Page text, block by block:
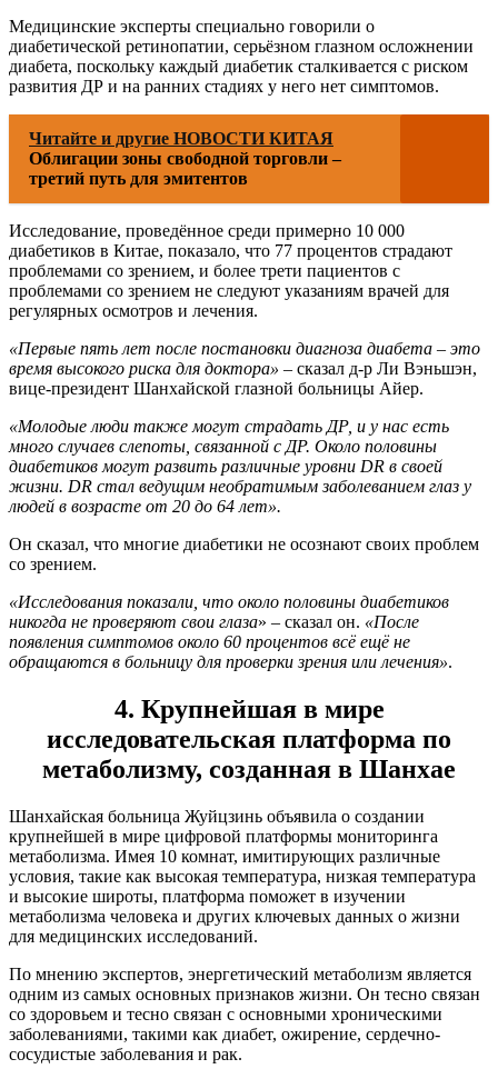
Медицинские эксперты специально говорили о
диабетической ретинопатии, серьёзном глазном осложнении
диабета, поскольку каждый диабетик сталкивается с риском
развития ДР и на ранних стадиях у него нет симптомов.
Читайте и другие НОВОСТИ КИТАЯ
Облигации зоны свободной торговли –
третий путь для эмитентов
Исследование, проведённое среди примерно 10 000
диабетиков в Китае, показало, что 77 процентов страдают
проблемами со зрением, и более трети пациентов с
проблемами со зрением не следуют указаниям врачей для
регулярных осмотров и лечения.
«Первые пять лет после постановки диагноза диабета – это
время высокого риска для доктора» – сказал д-р Ли Вэньшэн,
вице-президент Шанхайской глазной больницы Айер.
«Молодые люди также могут страдать ДР, и у нас есть
много случаев слепоты, связанной с ДР. Около половины
диабетиков могут развить различные уровни DR в своей
жизни. DR стал ведущим необратимым заболеванием глаз у
людей в возрасте от 20 до 64 лет».
Он сказал, что многие диабетики не осознают своих проблем
со зрением.
«Исследования показали, что около половины диабетиков
никогда не проверяют свои глаза» – сказал он. «После
появления симптомов около 60 процентов всё ещё не
обращаются в больницу для проверки зрения или лечения».
4. Крупнейшая в мире
исследовательская платформа по
метаболизму, созданная в Шанхае
Шанхайская больница Жуйцзинь объявила о создании
крупнейшей в мире цифровой платформы мониторинга
метаболизма. Имея 10 комнат, имитирующих различные
условия, такие как высокая температура, низкая температура
и высокие широты, платформа поможет в изучении
метаболизма человека и других ключевых данных о жизни
для медицинских исследований.
По мнению экспертов, энергетический метаболизм является
одним из самых основных признаков жизни. Он тесно связан
со здоровьем и тесно связан с основными хроническими
заболеваниями, такими как диабет, ожирение, сердечно-
сосудистые заболевания и рак.